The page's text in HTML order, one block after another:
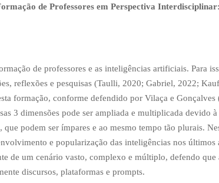
de Professores em Perspectiva
de professores e as inteligências artificiais. Para
reflexões e pesquisas (Taulli, 2020; Gabriel, 2022;
formação, conforme defendido por Vilaça e Gonçalves
3 dimensões pode ser ampliada e multiplicada devido
podem ser ímpares e ao mesmo tempo tão plurais.
e popularização das inteligências nos últimos
de um cenário vasto, complexo e múltiplo, defendo que
discursos, plataformas e prompts.